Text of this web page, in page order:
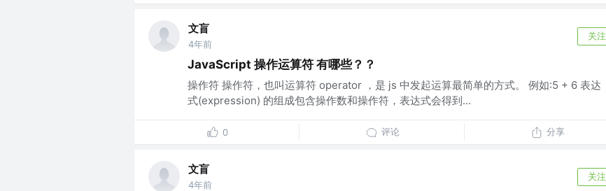
文盲
4年前
关注
JavaScript 操作运算符 有哪些？？
操作符 操作符，也叫运算符 operator ，是 js 中发起运算最简单的方式。 例如:5 + 6 表达
式(expression) 的组成包含操作数和操作符，表达式会得到...
0 评论 分享
文盲
4年前
关注